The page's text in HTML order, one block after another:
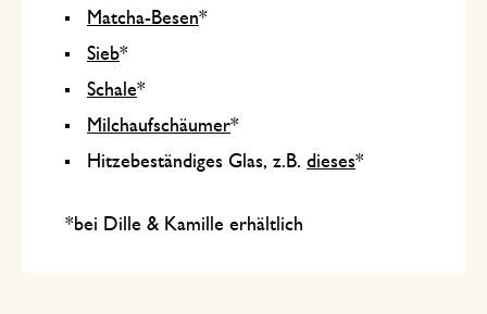
Matcha-Besen*
Sieb*
Schale*
Milchaufschäumer*
Hitzebeständiges Glas, z.B. dieses*
*bei Dille & Kamille erhältlich